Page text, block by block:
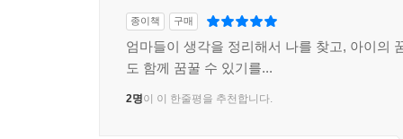
종이책 구매
엄마들이 생각을 정리해서 나를 찾고, 아이의
도 함께 꿈꿀 수 있기를...
2명이 이 한줄평을 추천합니다.